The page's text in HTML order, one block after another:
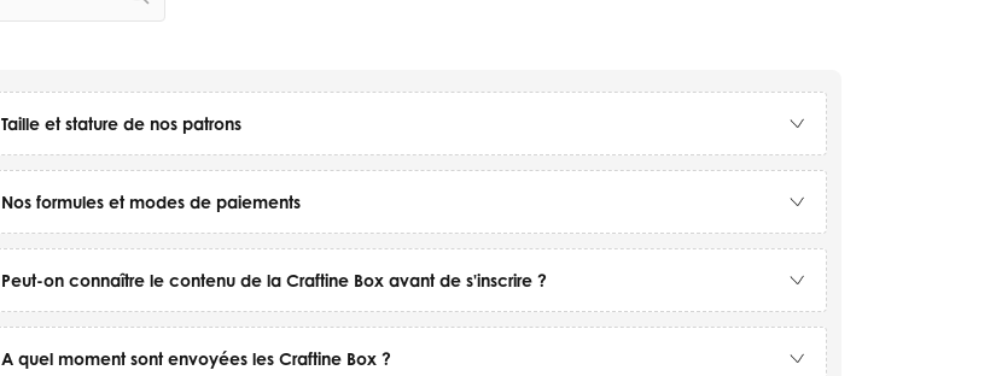
Taille et stature de nos patrons
Nos formules et modes de paiements
Peut-on connaître le contenu de la Craftine Box avant de s'inscrire ?
A quel moment sont envoyées les Craftine Box ?